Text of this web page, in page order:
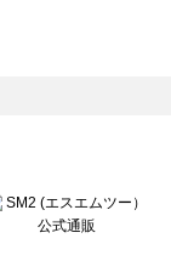
）のアウター一覧
一覧